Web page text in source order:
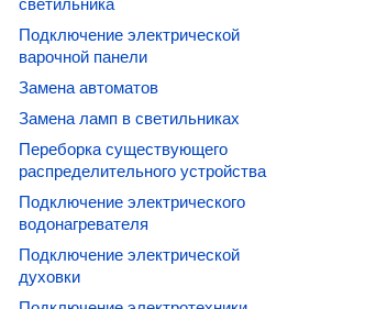
светильника
Подключение электрической
варочной панели
Замена автоматов
Замена ламп в светильниках
Переборка существующего
распределительного устройства
Подключение электрического
водонагревателя
Подключение электрической
духовки